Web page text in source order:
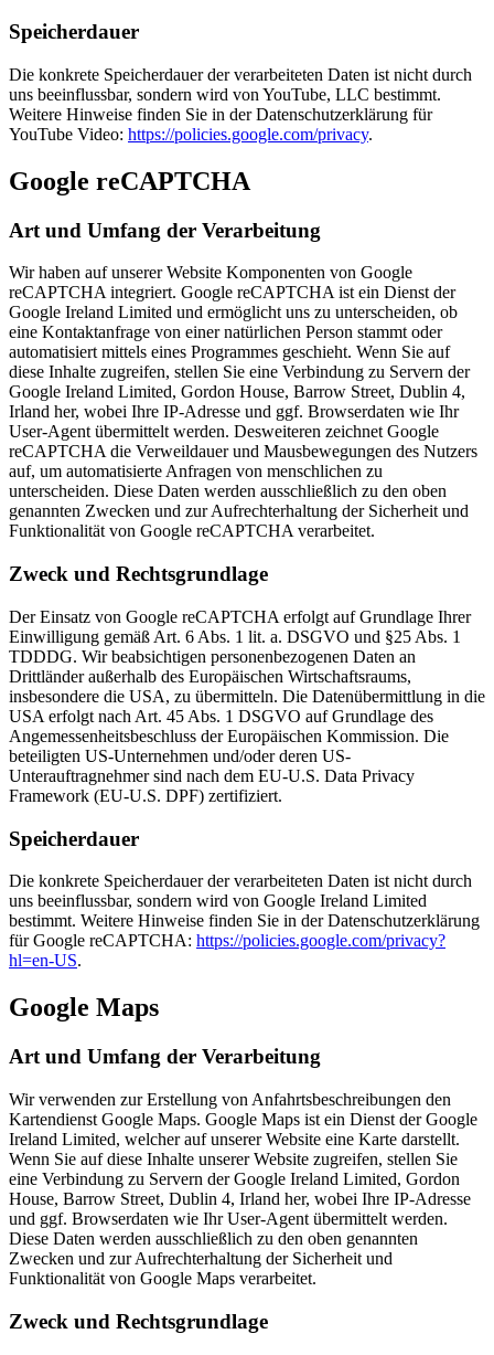
Speicherdauer
Die konkrete Speicherdauer der verarbeiteten Daten ist nicht durch
uns beeinflussbar, sondern wird von YouTube, LLC bestimmt.
Weitere Hinweise finden Sie in der Datenschutzerklärung für
YouTube Video: https://policies.google.com/privacy.
Google reCAPTCHA
Art und Umfang der Verarbeitung
Wir haben auf unserer Website Komponenten von Google
reCAPTCHA integriert. Google reCAPTCHA ist ein Dienst der
Google Ireland Limited und ermöglicht uns zu unterscheiden, ob
eine Kontaktanfrage von einer natürlichen Person stammt oder
automatisiert mittels eines Programmes geschieht. Wenn Sie auf
diese Inhalte zugreifen, stellen Sie eine Verbindung zu Servern der
Google Ireland Limited, Gordon House, Barrow Street, Dublin 4,
Irland her, wobei Ihre IP-Adresse und ggf. Browserdaten wie Ihr
User-Agent übermittelt werden. Desweiteren zeichnet Google
reCAPTCHA die Verweildauer und Mausbewegungen des Nutzers
auf, um automatisierte Anfragen von menschlichen zu
unterscheiden. Diese Daten werden ausschließlich zu den oben
genannten Zwecken und zur Aufrechterhaltung der Sicherheit und
Funktionalität von Google reCAPTCHA verarbeitet.
Zweck und Rechtsgrundlage
Der Einsatz von Google reCAPTCHA erfolgt auf Grundlage Ihrer
Einwilligung gemäß Art. 6 Abs. 1 lit. a. DSGVO und §25 Abs. 1
TDDDG. Wir beabsichtigen personenbezogenen Daten an
Drittländer außerhalb des Europäischen Wirtschaftsraums,
insbesondere die USA, zu übermitteln. Die Datenübermittlung in die
USA erfolgt nach Art. 45 Abs. 1 DSGVO auf Grundlage des
Angemessenheitsbeschluss der Europäischen Kommission. Die
beteiligten US-Unternehmen und/oder deren US-
Unterauftragnehmer sind nach dem EU-U.S. Data Privacy
Framework (EU-U.S. DPF) zertifiziert.
Speicherdauer
Die konkrete Speicherdauer der verarbeiteten Daten ist nicht durch
uns beeinflussbar, sondern wird von Google Ireland Limited
bestimmt. Weitere Hinweise finden Sie in der Datenschutzerklärung
für Google reCAPTCHA: https://policies.google.com/privacy?
hl=en-US.
Google Maps
Art und Umfang der Verarbeitung
Wir verwenden zur Erstellung von Anfahrtsbeschreibungen den
Kartendienst Google Maps. Google Maps ist ein Dienst der Google
Ireland Limited, welcher auf unserer Website eine Karte darstellt.
Wenn Sie auf diese Inhalte unserer Website zugreifen, stellen Sie
eine Verbindung zu Servern der Google Ireland Limited, Gordon
House, Barrow Street, Dublin 4, Irland her, wobei Ihre IP-Adresse
und ggf. Browserdaten wie Ihr User-Agent übermittelt werden.
Diese Daten werden ausschließlich zu den oben genannten
Zwecken und zur Aufrechterhaltung der Sicherheit und
Funktionalität von Google Maps verarbeitet.
Zweck und Rechtsgrundlage